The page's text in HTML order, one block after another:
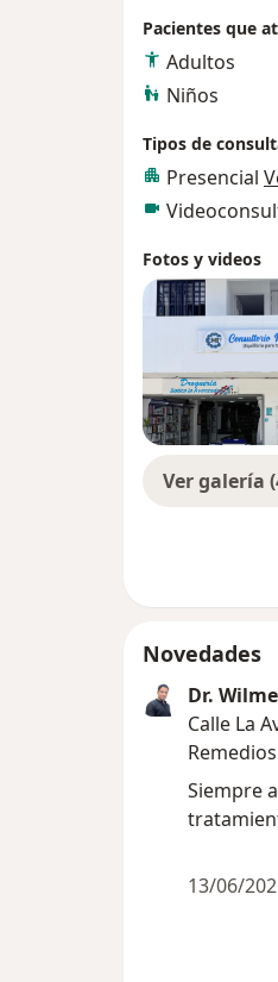
Pacientes que
Adultos
Niños
Tipos de
Presencial
Fotos y videos
Ver galería
Novedades
Dr.
Calle La
Siempre
13/06/